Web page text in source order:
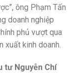
ông Phạm Tấn
doanh nghiệp
phủ vượt qua
xuất kinh doanh.
tư Nguyễn Chí